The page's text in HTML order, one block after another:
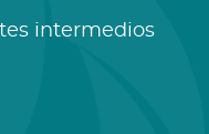
intermedios